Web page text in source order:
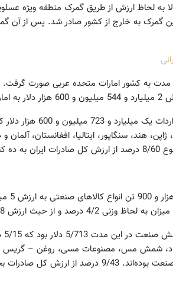
این گزارش می‌افزاید:
هند، سنگاپور، ایتالیا، افغانستان،
شد.
از حیث ارزش 2/18 درصد افزایش یافت.